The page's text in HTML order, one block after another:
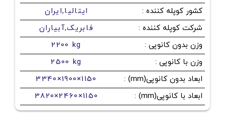
کشور کوپله کننده :
ایتالیا,ایران
شرکت کوپله کننده :
فابریک,آبیاران
وزن بدون کانوپی :
2200 kg
وزن با کانوپی :
2500 kg
ابعاد بدون کانوپی(mm)
:
3340×1900×1150
ابعاد با کانوپی(mm)
:
3820×2460×1150